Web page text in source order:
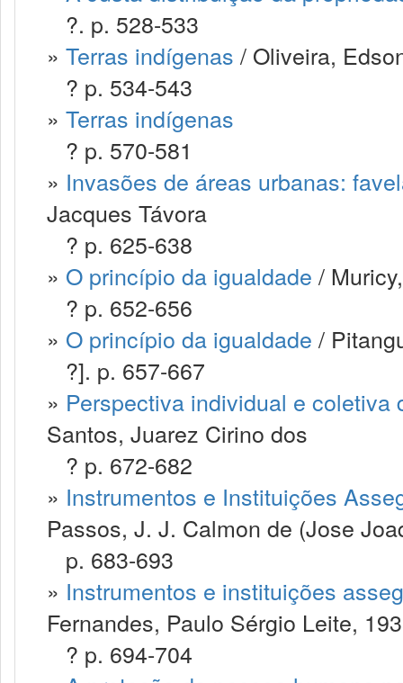
?. p. 528-533
» Terras indígenas / Oliveira,
? p. 534-543
» Terras indígenas
? p. 570-581
» Invasões de áreas urbanas:
Jacques Távora
? p. 625-638
» O princípio da igualdade /
? p. 652-656
» O princípio da igualdade /
?]. p. 657-667
» Perspectiva individual e
Santos, Juarez Cirino dos
? p. 672-682
» Instrumentos e Instituições
Passos, J. J. Calmon de (Jose
p. 683-693
» Instrumentos e instituições
Fernandes, Paulo Sérgio Leite,
? p. 694-704